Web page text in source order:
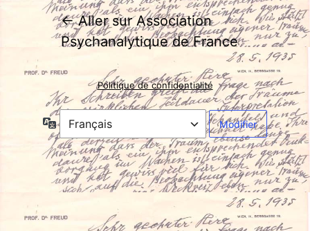
← Aller sur Association
Psychanalytique de France
Politique de confidentialité
Langue